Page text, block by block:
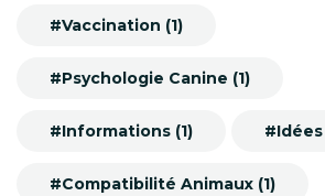
#Vaccination (1)
#Psychologie Canine (1)
#Informations (1) #Idées
#Compatibilité Animaux (1)